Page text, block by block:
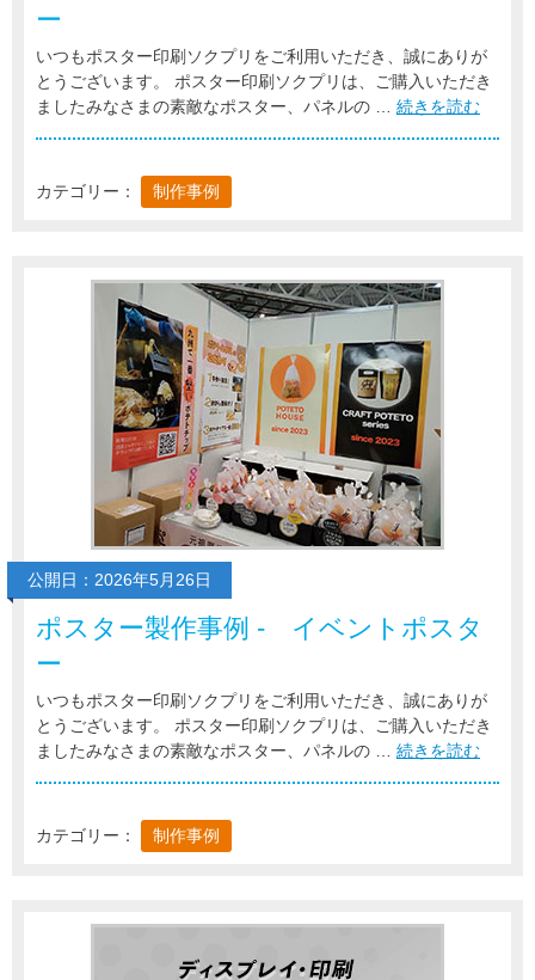
ー
いつもポスター印刷ソクプリをご利用いただき、誠にありが
とうございます。 ポスター印刷ソクプリは、ご購入いただき
ましたみなさまの素敵なポスター、パネルの … 続きを読む
カテゴリー： 制作事例
公開日：2026年5月26日
ポスター製作事例 - イベントポスタ
ー
いつもポスター印刷ソクプリをご利用いただき、誠にありが
とうございます。 ポスター印刷ソクプリは、ご購入いただき
ましたみなさまの素敵なポスター、パネルの … 続きを読む
カテゴリー： 制作事例